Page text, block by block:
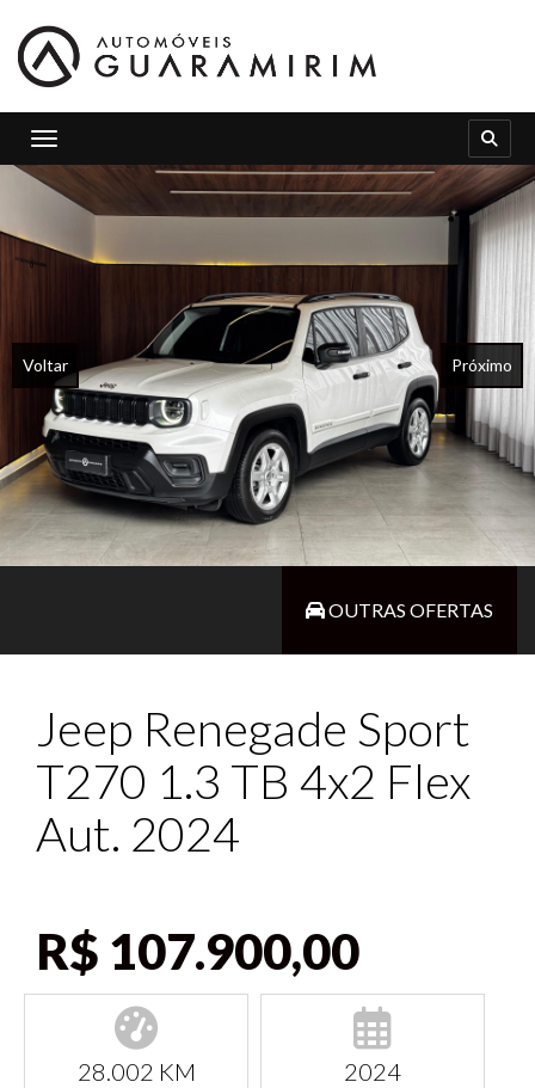
Toggle navigation
Voltar Próximo
OUTRAS OFERTAS
Jeep Renegade Sport
T270 1.3 TB 4x2 Flex
Aut. 2024
R$ 107.900,00
28.002 KM 2024